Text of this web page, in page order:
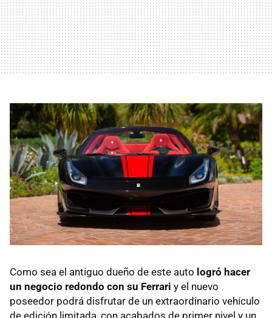
Como sea el antiguo dueño de este auto logró hacer
un negocio redondo con su Ferrari y el nuevo
poseedor podrá disfrutar de un extraordinario vehículo